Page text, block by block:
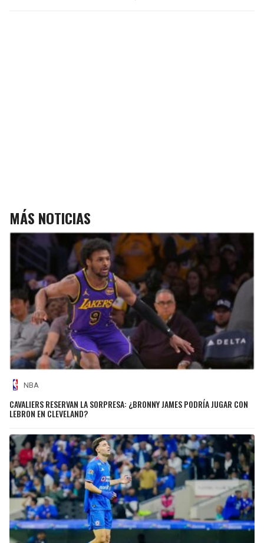
MÁS NOTICIAS
NBA
CAVALIERS RESERVAN LA SORPRESA: ¿BRONNY JAMES PODRÍA JUGAR CON
LEBRON EN CLEVELAND?